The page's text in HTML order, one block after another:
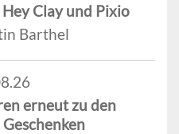
Clay und Pixio
Barthel
erneut zu den